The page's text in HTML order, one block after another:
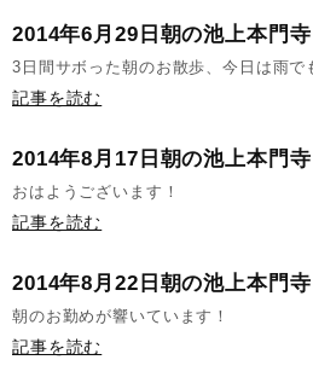
2014年6月29日朝の池上本門寺
3日間サボった朝のお散歩、今日は雨で
記事を読む
2014年8月17日朝の池上本門寺
おはようございます！
記事を読む
2014年8月22日朝の池上本門寺
朝のお勤めが響いています！
記事を読む